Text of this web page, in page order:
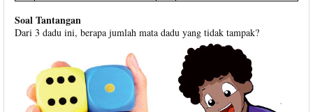
Soal Tantangan
Dari 3 dadu ini, berapa jumlah mata dadu yang tidak tampak?